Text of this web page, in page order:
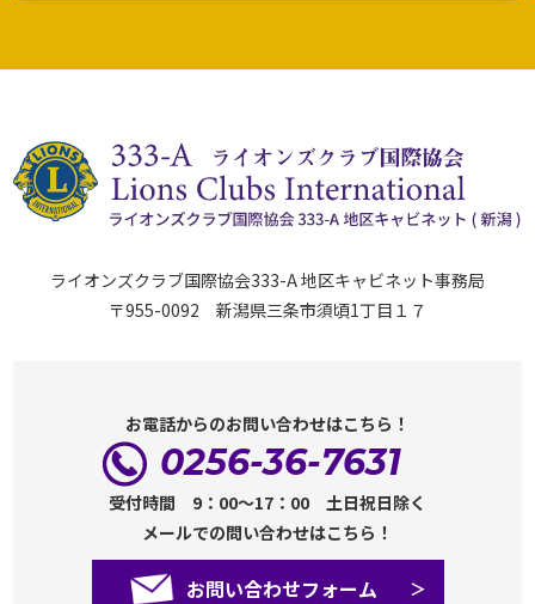
ライオンズクラブ国際協会333-A 地区キャビネット事務局
〒955-0092 新潟県三条市須頃1丁目１７
お電話からのお問い合わせはこちら！
0256-36-7631
受付時間 9：00～17：00 土日祝日除く
メールでの問い合わせはこちら！
お問い合わせフォーム